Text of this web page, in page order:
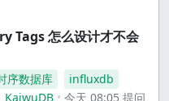
Tags 怎么设计才不会
序数据库
influxdb
KaiwuDB
今天 08:05 提问